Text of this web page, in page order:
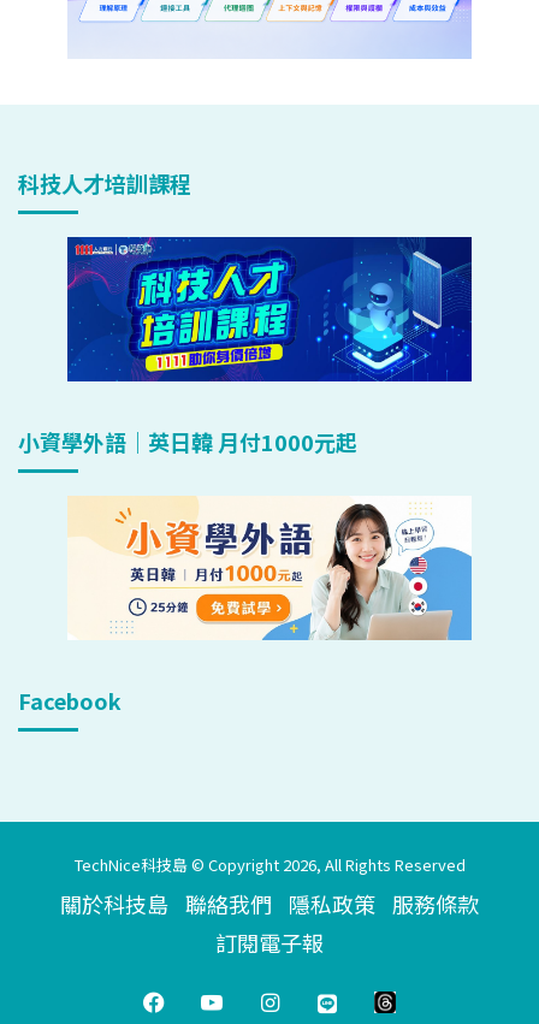
科技人才培訓課程
小資學外語｜英日韓 月付1000元起
Facebook
TechNice科技島 © Copyright 2026, All Rights Reserved
關於科技島 聯絡我們 隱私政策 服務條款
訂閱電子報